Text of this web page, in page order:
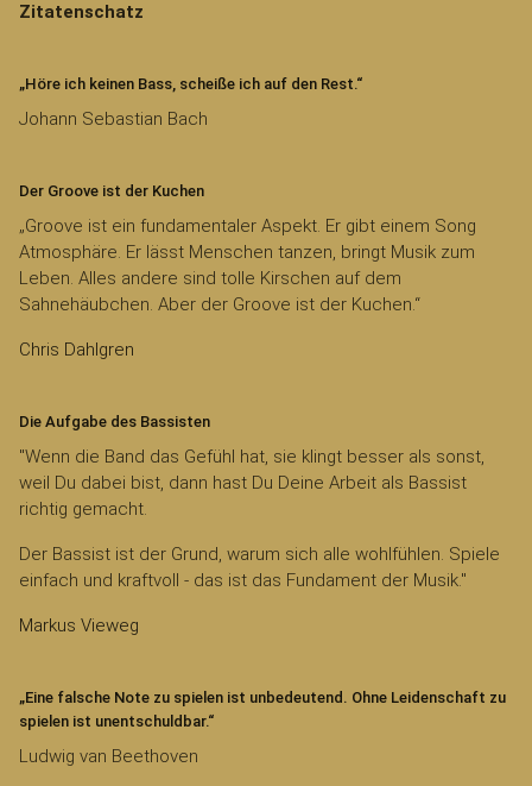
Zitatenschatz
„Höre ich keinen Bass, scheiße ich auf den Rest.“
Johann Sebastian Bach
Der Groove ist der Kuchen
„Groove ist ein fundamentaler Aspekt. Er gibt einem Song
Atmosphäre. Er lässt Menschen tanzen, bringt Musik zum
Leben. Alles andere sind tolle Kirschen auf dem
Sahnehäubchen. Aber der Groove ist der Kuchen.“
Chris Dahlgren
Die Aufgabe des Bassisten
"Wenn die Band das Gefühl hat, sie klingt besser als sonst,
weil Du dabei bist, dann hast Du Deine Arbeit als Bassist
richtig gemacht.
Der Bassist ist der Grund, warum sich alle wohlfühlen. Spiele
einfach und kraftvoll - das ist das Fundament der Musik."
Markus Vieweg
„Eine falsche Note zu spielen ist unbedeutend. Ohne Leidenschaft zu
spielen ist unentschuldbar.“
Ludwig van Beethoven